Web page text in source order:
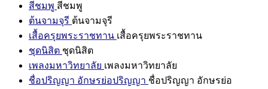
สีชมพู สีชมพู
ต้นจามจุรี ต้นจามจุรี
เสื้อครุยพระราชทาน เสื้อครุยพระราชทาน
ชุดนิสิต ชุดนิสิต
เพลงมหาวิทยาลัย เพลงมหาวิทยาลัย
ชื่อปริญญา อักษรย่อปริญญา ชื่อปริญญา อักษรย่อ